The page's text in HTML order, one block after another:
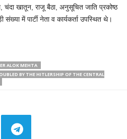
खातून, राजू बैठा, अनुसूचित जाति प्रकोष्ठ
में पार्टी नेता व कार्यकर्ता उपस्थित थे।
ALOK MEHTA
BY THE HITLERSHIP OF THE CENTRAL